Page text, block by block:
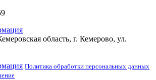
область, г. Кемерово, ул.
Политика обработки персональных данных